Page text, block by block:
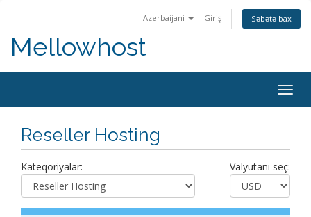
Azerbaijani Giriş Səbətə bax
Mellowhost
Reseller Hosting
Kateqoriyalar: Valyutanı seç: